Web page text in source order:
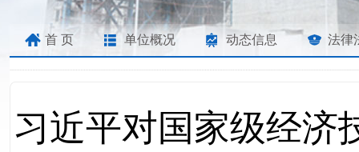
首 页 单位概况 动态信息 法律
习近平对国家级经济